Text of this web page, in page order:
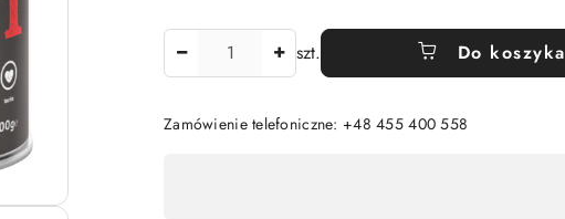
szt. Do koszyka
Zamówienie telefoniczne: +48 455 400 558